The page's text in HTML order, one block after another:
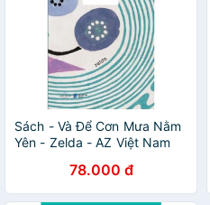
Sách - Và Để Cơn Mưa Nằm
Yên - Zelda - AZ Việt Nam
78.000 đ